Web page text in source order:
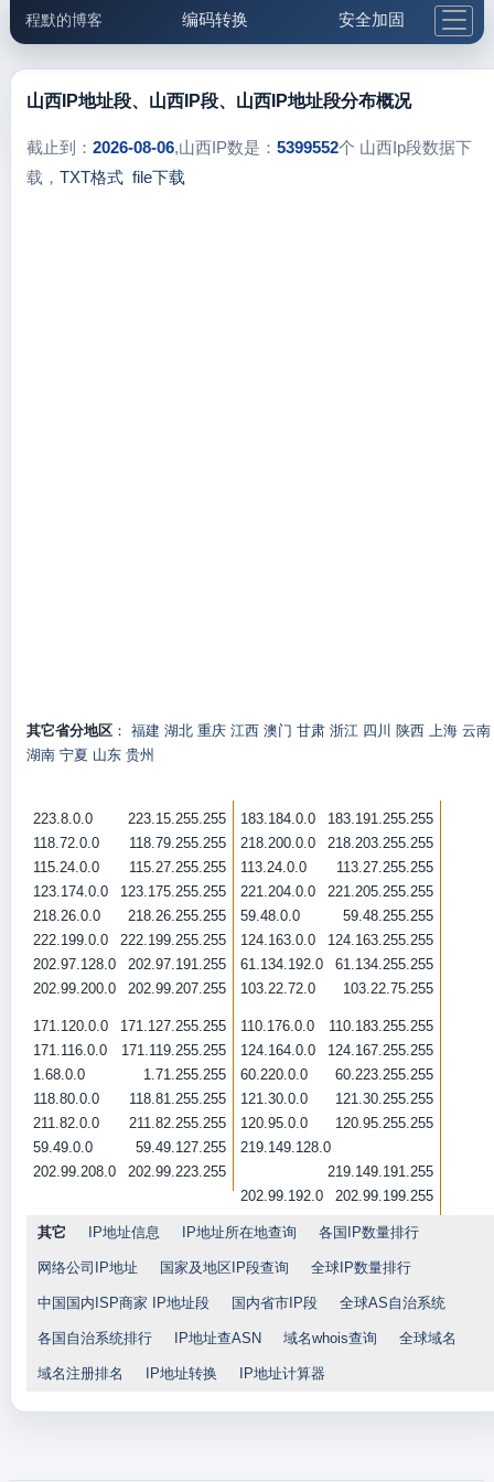
程默的博客 编码转换 安全加固
邮件工具 生活便民 更多工具
5.1支付宝大红包
山西IP地址段、山西IP段、山西IP地址段分布概况
截止到： 2026-08-06,山西IP数是： 5399552个 山西Ip段数据下
载， TXT格式 file下载
其它省分地区： 福建 湖北 重庆 江西 澳门 甘肃 浙江 四川 陕西 上海 云南
湖南 宁夏 山东 贵州
223.8.0.0
223.15.255.255
118.72.0.0
118.79.255.255
115.24.0.0
115.27.255.255
123.174.0.0
123.175.255.255
218.26.0.0
218.26.255.255
222.199.0.0
222.199.255.255
202.97.128.0
202.97.191.255
202.99.200.0
202.99.207.255
183.184.0.0
183.191.255.255
218.200.0.0
218.203.255.255
113.24.0.0
113.27.255.255
221.204.0.0
221.205.255.255
59.48.0.0
59.48.255.255
124.163.0.0
124.163.255.255
61.134.192.0
61.134.255.255
103.22.72.0
103.22.75.255
171.120.0.0
171.127.255.255
171.116.0.0
171.119.255.255
1.68.0.0
1.71.255.255
118.80.0.0
118.81.255.255
211.82.0.0
211.82.255.255
59.49.0.0
59.49.127.255
202.99.208.0
202.99.223.255
110.176.0.0
110.183.255.255
124.164.0.0
124.167.255.255
60.220.0.0
60.223.255.255
121.30.0.0
121.30.255.255
120.95.0.0
120.95.255.255
219.149.128.0
219.149.191.255
202.99.192.0
202.99.199.255
其它 IP地址信息 IP地址所在地查询 各国IP数量排行
网络公司IP地址 国家及地区IP段查询 全球IP数量排行
中国国内ISP商家 IP地址段 国内省市IP段 全球AS自治系统
各国自治系统排行 IP地址查ASN 域名whois查询 全球域名
域名注册排名 IP地址转换 IP地址计算器